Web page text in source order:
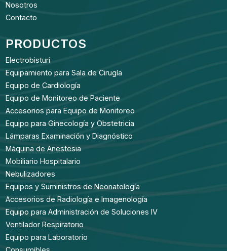
Nosotros
Contacto
PRODUCTOS
Electrobisturí
Equipamiento para Sala de Cirugía
Equipo de Cardiología
Equipo de Monitoreo de Paciente
Accesorios para Equipo de Monitoreo
Equipo para Ginecología y Obstetricia
Lámparas Examinación y Diagnóstico
Máquina de Anestesia
Mobiliario Hospitalario
Nebulizadores
Equipos y Suministros de Neonatología
Accesorios de Radiología e Imagenología
Equipo para Administración de Soluciones IV
Ventilador Respiratorio
Equipo para Laboratorio